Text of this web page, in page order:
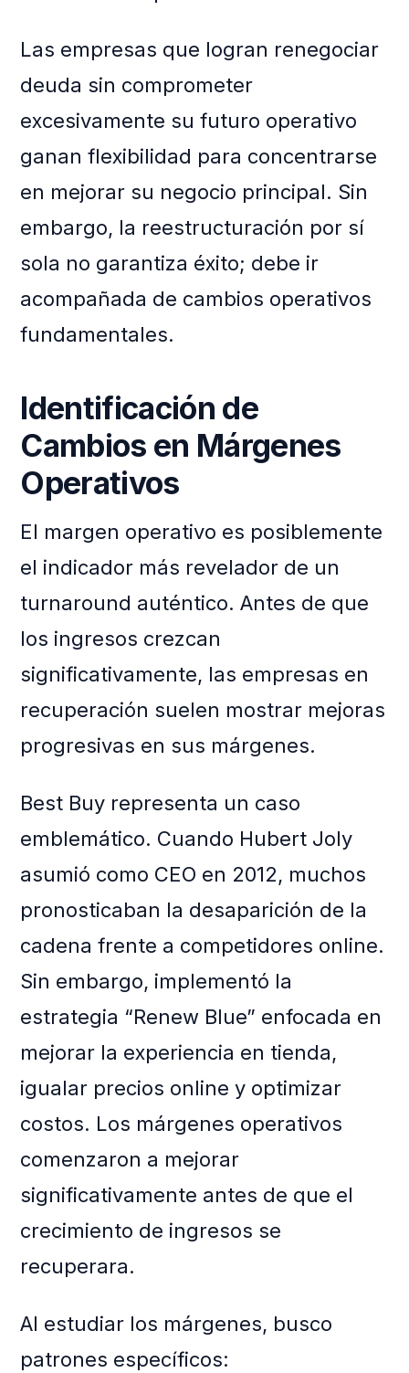
Las empresas que logran renegociar
deuda sin comprometer
excesivamente su futuro operativo
ganan flexibilidad para concentrarse
en mejorar su negocio principal. Sin
embargo, la reestructuración por sí
sola no garantiza éxito; debe ir
acompañada de cambios operativos
fundamentales.
Identificación de
Cambios en Márgenes
Operativos
El margen operativo es posiblemente
el indicador más revelador de un
turnaround auténtico. Antes de que
los ingresos crezcan
significativamente, las empresas en
recuperación suelen mostrar mejoras
progresivas en sus márgenes.
Best Buy representa un caso
emblemático. Cuando Hubert Joly
asumió como CEO en 2012, muchos
pronosticaban la desaparición de la
cadena frente a competidores online.
Sin embargo, implementó la
estrategia “Renew Blue” enfocada en
mejorar la experiencia en tienda,
igualar precios online y optimizar
costos. Los márgenes operativos
comenzaron a mejorar
significativamente antes de que el
crecimiento de ingresos se
recuperara.
Al estudiar los márgenes, busco
patrones específicos: